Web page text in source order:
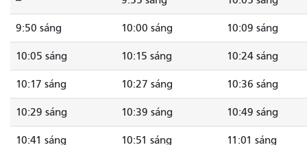
9:50 sáng 10:00 sáng 10:09 sáng
10:05 sáng 10:15 sáng 10:24 sáng
10:17 sáng 10:27 sáng 10:36 sáng
10:29 sáng 10:39 sáng 10:49 sáng
10:41 sáng 10:51 sáng 11:01 sáng